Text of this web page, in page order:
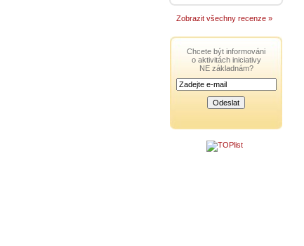
Zobrazit všechny recenze »
Chcete být informováni
o aktivitách iniciativy
NE základnám?